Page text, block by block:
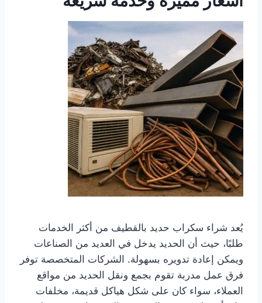
يُعد شراء سكراب حديد بالقطيف من أكثر الخدمات
طلبًا، حيث أن الحديد يدخل في العديد من الصناعات
ويمكن إعادة تدويره بسهولة. الشركات المتخصصة توفر
فرق عمل مدربة تقوم بجمع ونقل الحديد من مواقع
العملاء، سواء كان على شكل هياكل قديمة، مخلفات